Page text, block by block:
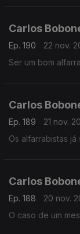
Carlos
Ep. 190
22 nov.
Ser um bom
Carlos
Ep. 189
21 nov.
Os alfarrabistas
Carlos
Ep. 188
20 nov.
O caso de um